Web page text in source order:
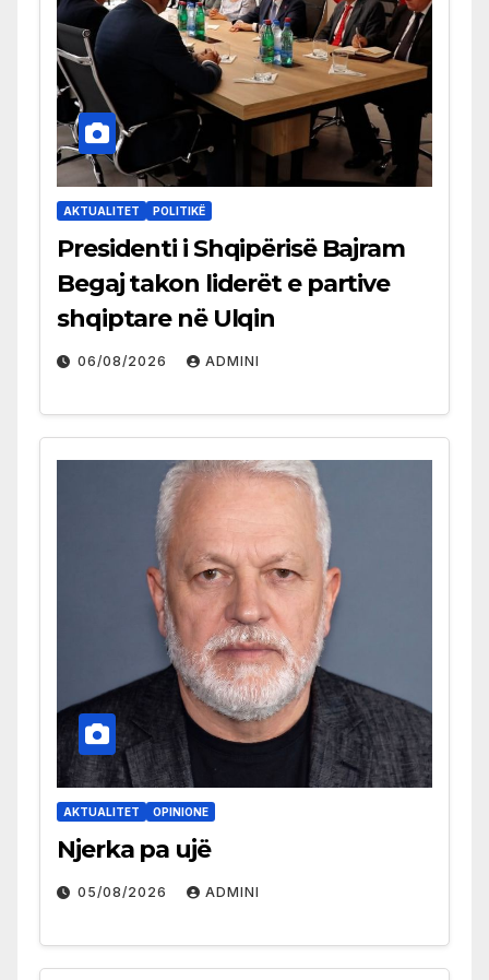
AKTUALITET POLITIKË
Presidenti i Shqipërisë Bajram
Begaj takon liderët e partive
shqiptare në Ulqin
06/08/2026 ADMINI
AKTUALITET OPINIONE
Njerka pa ujë
05/08/2026 ADMINI